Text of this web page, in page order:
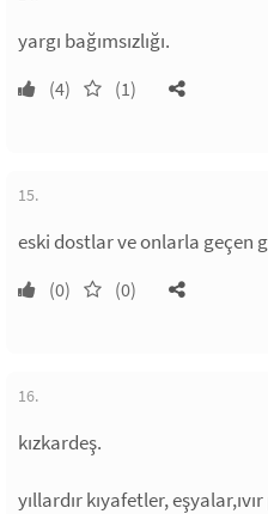
yargı bağımsızlığı.
(4) (1)
15.
eski dostlar ve onlarla geçen
(0) (0)
16.
kızkardeş.
yıllardır kıyafetler,